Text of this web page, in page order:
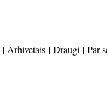
| Arhivētais | Draugi | Par